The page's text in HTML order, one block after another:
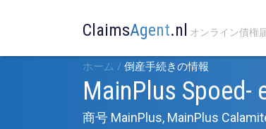
ClaimsAgent.nl オンライン債権
ホーム / 倒産手続きの情報
MainPlus Spoed-
商号 MainPlus, MainPlus